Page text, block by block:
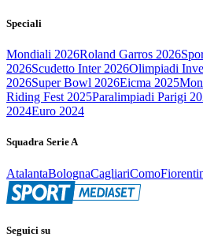
Speciali
Mondiali 2026Roland Garros 2026
2026Scudetto Inter 2026Olimpiadi
2026Super Bowl 2026Eicma 2025
Riding Fest 2025Paralimpiadi Parigi
2024Euro 2024
Squadra Serie A
AtalantaBolognaCagliariComo
Seguici su